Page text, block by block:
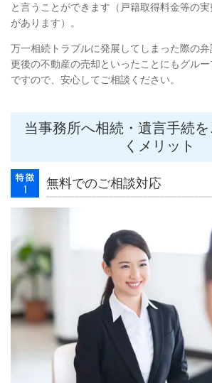
と言うことができます（戸籍取得料金等の
があります）。
万一相続トラブルに発展してしまった際の
更後の不動産の売却といったことにもグル
ですので、安心してご相談ください。
当事務所へ相続・遺言手続
くメリット
無料でのご相談対応